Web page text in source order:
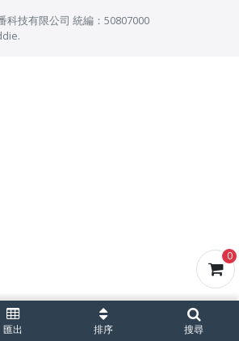
0
匯出 排序 搜尋
科技有限公司 統編：50807000